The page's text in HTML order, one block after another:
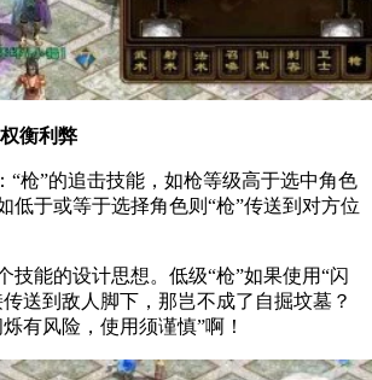
衡利弊
“枪”的追击技能，如枪等级高于选中角色
低于或等于选择角色则“枪”传送到对方位
能的设计思想。低级“枪”如果使用“闪
送到敌人脚下，那岂不成了自掘坟墓？
有风险，使用须谨慎”啊！